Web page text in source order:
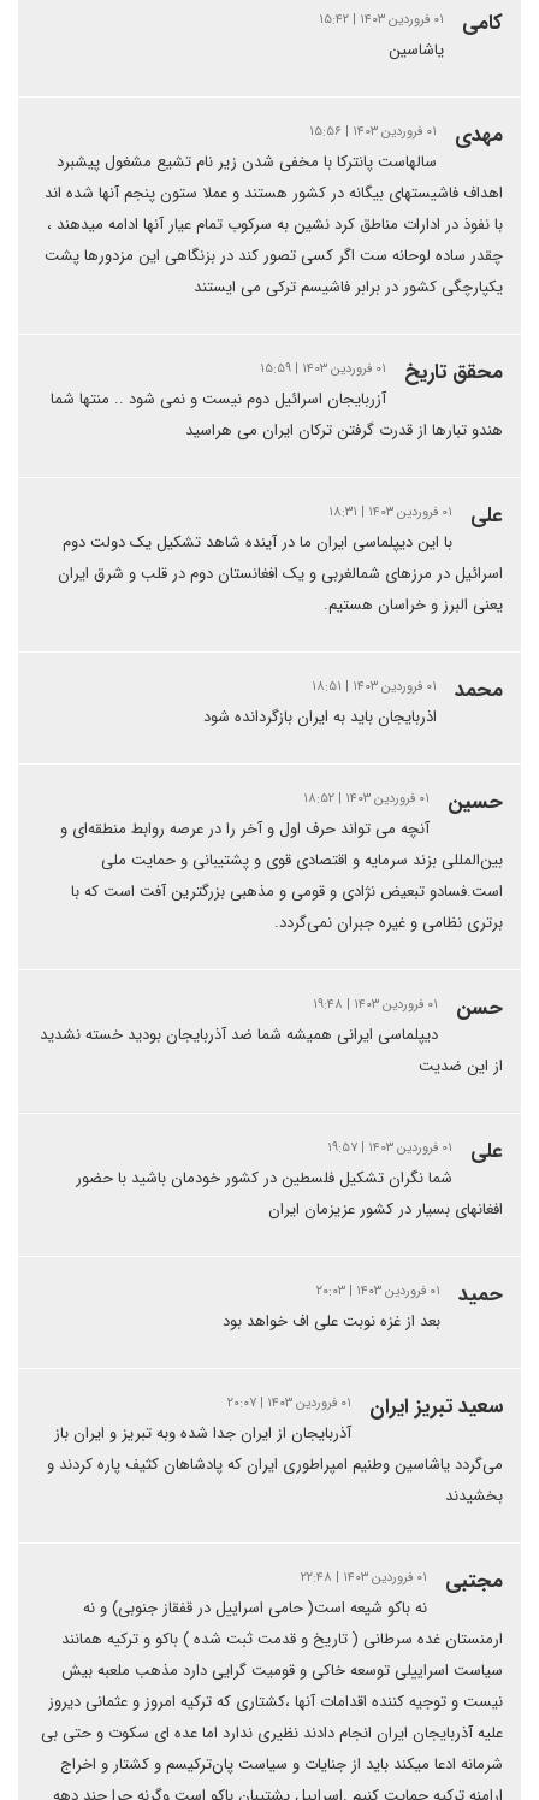
کامی ۰۱ فروردین ۱۴۰۳ | ۱۵:۴۲
یاشاسین
مهدی ۰۱ فروردین ۱۴۰۳ | ۱۵:۵۶
سالهاست پانترکا با مخفی شدن زیر نام تشیع مشغول پیشبرد
اهداف فاشیستهای بیگانه در کشور هستند و عملا ستون پنجم آنها شده اند
با نفوذ در ادارات مناطق کرد نشین به سرکوب تمام عیار آنها ادامه میدهند ،
چقدر ساده لوحانه ست اگر کسی تصور کند در بزنگاهی این مزدورها پشت
یکپارچگی کشور در برابر فاشیسم ترکی می ایستند
محقق تاریخ ۰۱ فروردین ۱۴۰۳ | ۱۵:۵۹
آزربایجان اسرائیل دوم نیست و نمی شود .. منتها شما
هندو تبارها از قدرت گرفتن ترکان ایران می هراسید
علی ۰۱ فروردین ۱۴۰۳ | ۱۸:۳۱
با این دیپلماسی ایران ما در آینده شاهد تشکیل یک دولت دوم
اسرائیل در مرزهای شمالغربی و یک افغانستان دوم در قلب و شرق ایران
یعنی البرز و خراسان هستیم.
محمد ۰۱ فروردین ۱۴۰۳ | ۱۸:۵۱
اذربایجان باید به ایران بازگردانده شود
حسین ۰۱ فروردین ۱۴۰۳ | ۱۸:۵۲
آنچه می تواند حرف اول و آخر را در عرصه روابط منطقه‌ای و
بین‌المللی بزند سرمایه و اقتصادی قوی و پشتیبانی و حمایت ملی
است.فسادو تبعیض نژادی و قومی و مذهبی بزرگترین آفت است که با
برتری نظامی و غیره جبران نمی‌گردد.
حسن ۰۱ فروردین ۱۴۰۳ | ۱۹:۴۸
دیپلماسی ایرانی همیشه شما ضد آذربایجان بودید خسته نشدید
از این ضدیت
علی ۰۱ فروردین ۱۴۰۳ | ۱۹:۵۷
شما نگران تشکیل فلسطین در کشور خودمان باشید با حضور
افغانهای بسیار در کشور عزیزمان ایران
حمید ۰۱ فروردین ۱۴۰۳ | ۲۰:۰۳
بعد از غزه نوبت علی اف خواهد بود
سعید تبریز ایران ۰۱ فروردین ۱۴۰۳ | ۲۰:۰۷
آذربایجان از ایران جدا شده وبه تبریز و ایران باز
می‌گردد یاشاسین وطنیم امپراطوری ایران که پادشاهان کثیف پاره کردند و
بخشیدند
مجتبی ۰۱ فروردین ۱۴۰۳ | ۲۲:۴۸
نه باکو شیعه است( حامی اسراییل در قفقاز جنوبی) و نه
ارمنستان غده سرطانی ( تاریخ و قدمت ثبت شده ) باکو و ترکیه همانند
سیاست اسراییلی توسعه خاکی و قومیت گرایی دارد مذهب ملعبه بیش
نیست و توجیه کننده اقدامات آنها ،کشتاری که ترکیه امروز و عثمانی دیروز
علیه آذربایجان ایران انجام دادند نظیری ندارد اما عده ای سکوت و حتی بی
شرمانه ادعا میکند باید از جنایات و سیاست پان‌ترکیسم و کشتار و اخراج